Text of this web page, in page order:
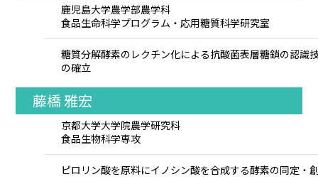
鹿児島大学農学部農学科
食品生命科学プログラム・応用糖質科学研究室
糖質分解酵素のレクチン化による抗酸菌表層糖鎖の認識
の確立
藤橋 雅宏
京都大学大学院農学研究科
食品生物科学専攻
ピロリン酸を原料にイノシン酸を合成する酵素の同定・